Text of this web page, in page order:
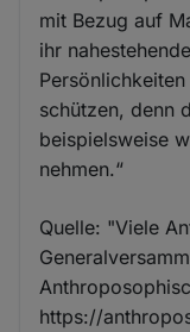
mit Bezug auf
ihr
schützen, denn
beispielsweise
nehmen.“
Quelle: "Viele
https://